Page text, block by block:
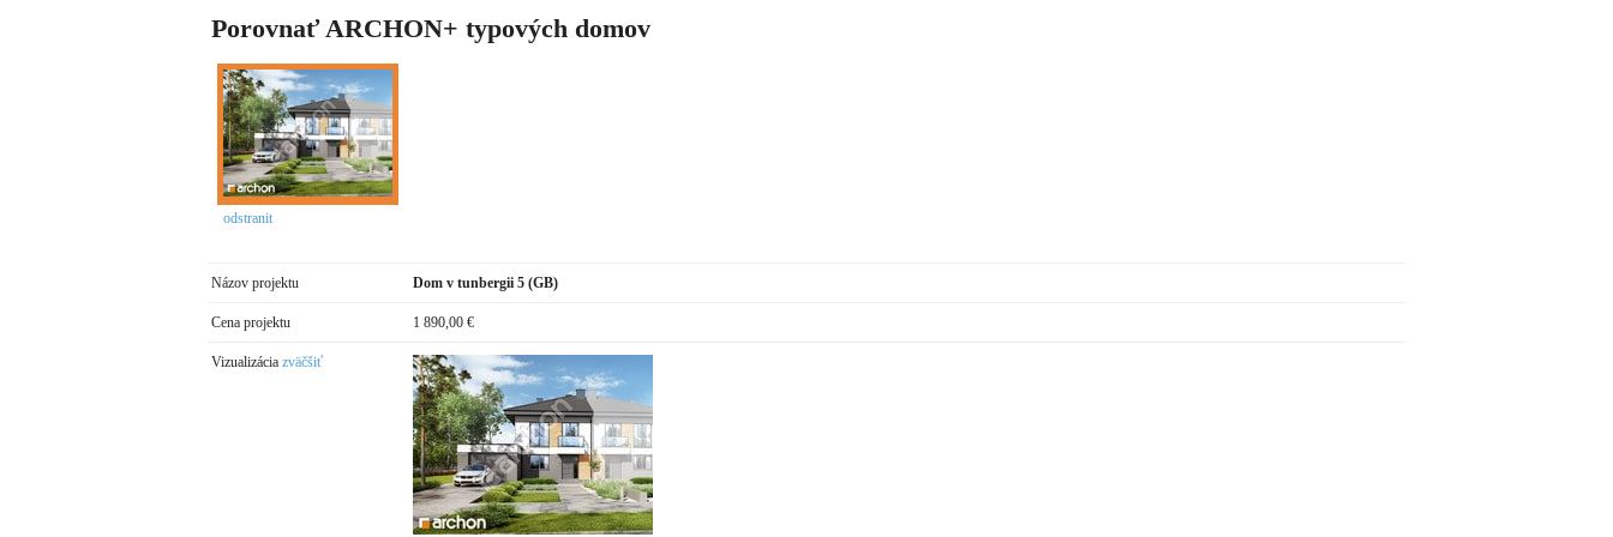
Porovnať ARCHON+ typových domov
odstranit
Názov projektu Dom v tunbergii 5 (GB)
Cena projektu 1 890,00 €
Vizualizácia zväčšiť